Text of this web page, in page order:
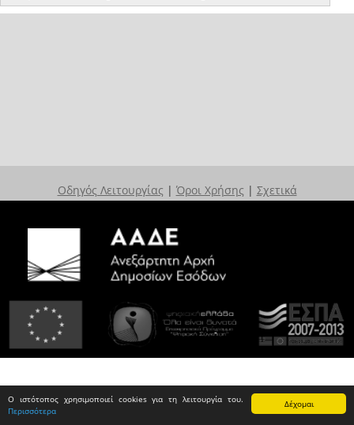
Δέχομαι
Ο ιστότοπος χρησιμοποιεί cookies για τη λειτουργία του.
Περισσότερα
Οδηγός Λειτουργίας | Όροι Χρήσης | Σχετικά